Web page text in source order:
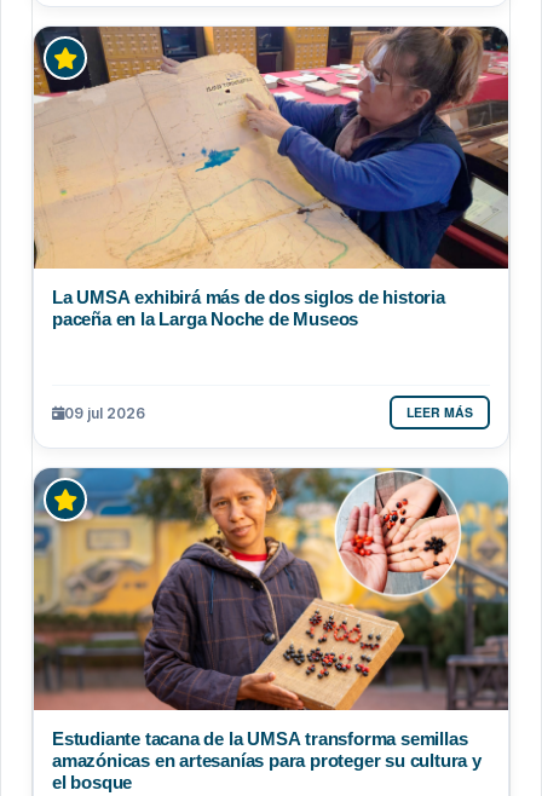
La UMSA exhibirá más de dos siglos de historia
paceña en la Larga Noche de Museos
09 jul 2026 LEER MÁS
Estudiante tacana de la UMSA transforma semillas
amazónicas en artesanías para proteger su cultura y
el bosque